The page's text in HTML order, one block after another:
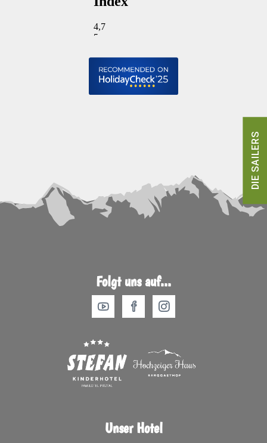
Folgt uns auf...
Unser Hotel
DIE SAILERS